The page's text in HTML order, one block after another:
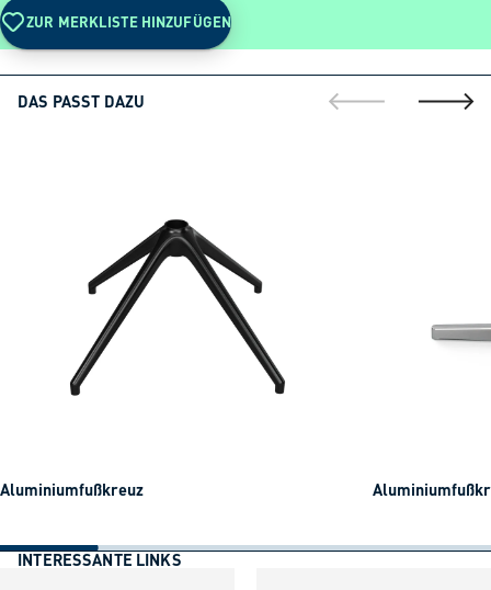
ZUR MERKLISTE HINZUFÜGEN
DAS PASST DAZU
gehe zur gehe
Aluminiumfußkreuz
INTERESSANTE LINKS